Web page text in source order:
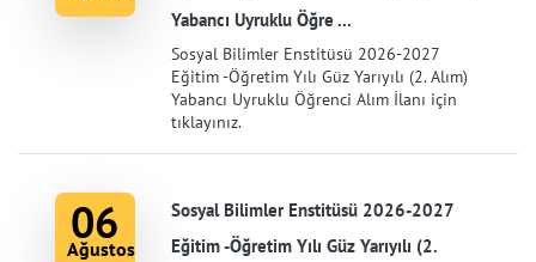
Yabancı Uyruklu Öğre ...
Sosyal Bilimler Enstitüsü 2026-2027
Eğitim -Öğretim Yılı Güz Yarıyılı (2. Alım)
Yabancı Uyruklu Öğrenci Alım İlanı için
tıklayınız.
06
Ağustos
Sosyal Bilimler Enstitüsü 2026-2027
Eğitim -Öğretim Yılı Güz Yarıyılı (2.